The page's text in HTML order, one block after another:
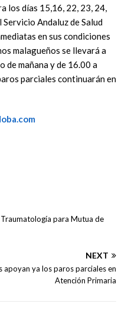
los días 15,16, 22, 23, 24,
Andaluz de Salud
en sus condiciones
malagueños se llevará a
de mañana y de 16.00 a
parciales continuarán en
para Mutua de
NEXT
ya los paros parciales en
Atención Primaria